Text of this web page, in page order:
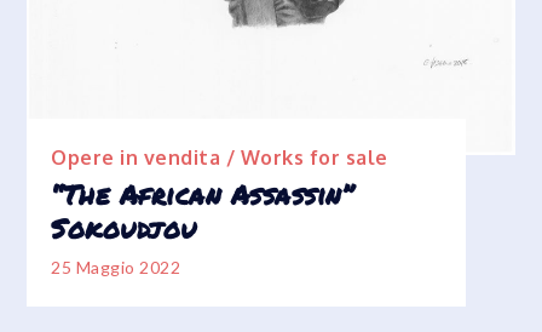
Opere in vendita / Works for sale
“The African Assassin”
Sokoudjou
25 Maggio 2022